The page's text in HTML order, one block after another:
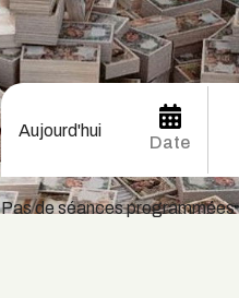
Aujourd'hui
Date
Pas de séances programmées